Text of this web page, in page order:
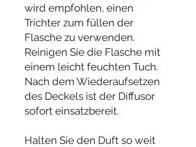
wird empfohlen, einen
Trichter zum füllen der
Flasche zu verwenden.
Reinigen Sie die Flasche mit
einem leicht feuchten Tuch.
Nach dem Wiederaufsetzen
des Deckels ist der Diffusor
sofort einsatzbereit.
Halten Sie den Duft so weit